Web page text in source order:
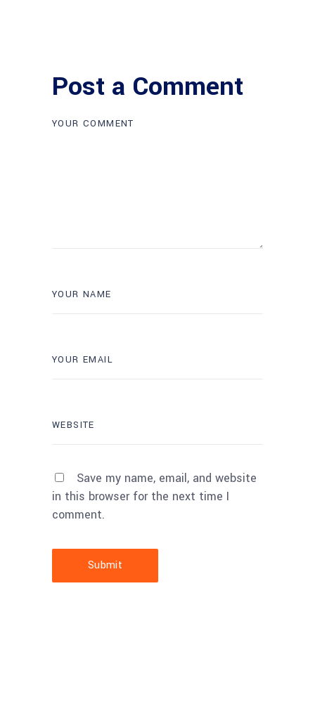
Post a Comment
Save my name, email, and website
in this browser for the next time I
comment.
Submit